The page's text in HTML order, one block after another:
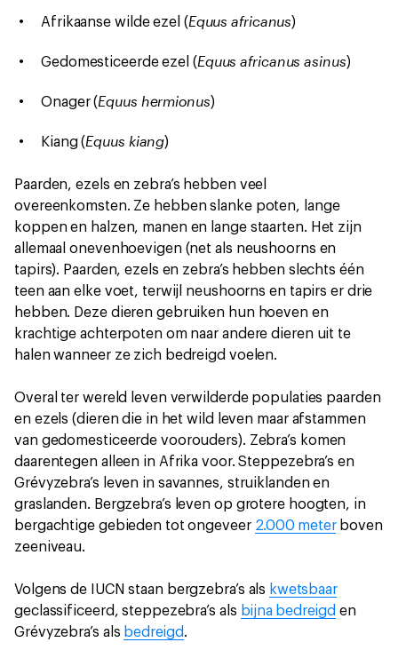
Afrikaanse wilde ezel (Equus africanus)
Gedomesticeerde ezel (Equus africanus asinus)
Onager (Equus hermionus)
Kiang (Equus kiang)
Paarden, ezels en zebra’s hebben veel
overeenkomsten. Ze hebben slanke poten, lange
koppen en halzen, manen en lange staarten. Het zijn
allemaal onevenhoevigen (net als neushoorns en
tapirs). Paarden, ezels en zebra’s hebben slechts één
teen aan elke voet, terwijl neushoorns en tapirs er drie
hebben. Deze dieren gebruiken hun hoeven en
krachtige achterpoten om naar andere dieren uit te
halen wanneer ze zich bedreigd voelen.
Overal ter wereld leven verwilderde populaties paarden
en ezels (dieren die in het wild leven maar afstammen
van gedomesticeerde voorouders). Zebra’s komen
daarentegen alleen in Afrika voor. Steppezebra’s en
Grévyzebra’s leven in savannes, struiklanden en
graslanden. Bergzebra’s leven op grotere hoogten, in
bergachtige gebieden tot ongeveer 2.000 meterboven
zeeniveau.
Volgens de IUCN staan bergzebra’s als kwetsbaar
geclassificeerd, steppezebra’s als bijna bedreigd en
Grévyzebra’s als bedreigd.